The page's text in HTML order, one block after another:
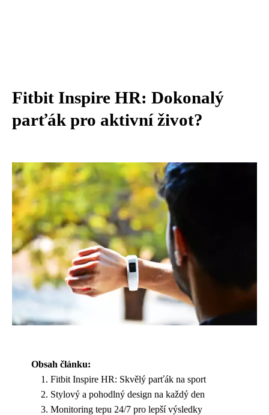
Fitbit Inspire HR: Dokonalý
parťák pro aktivní život?
Obsah článku:
Fitbit Inspire HR: Skvělý parťák na sport
Stylový a pohodlný design na každý den
Monitoring tepu 24/7 pro lepší výsledky